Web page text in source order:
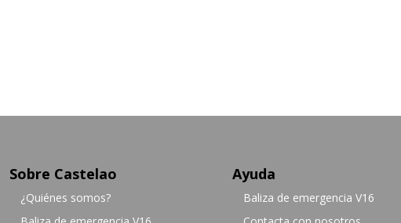
Sobre Castelao
¿Quiénes somos?
Ayuda
Baliza de emergencia V16